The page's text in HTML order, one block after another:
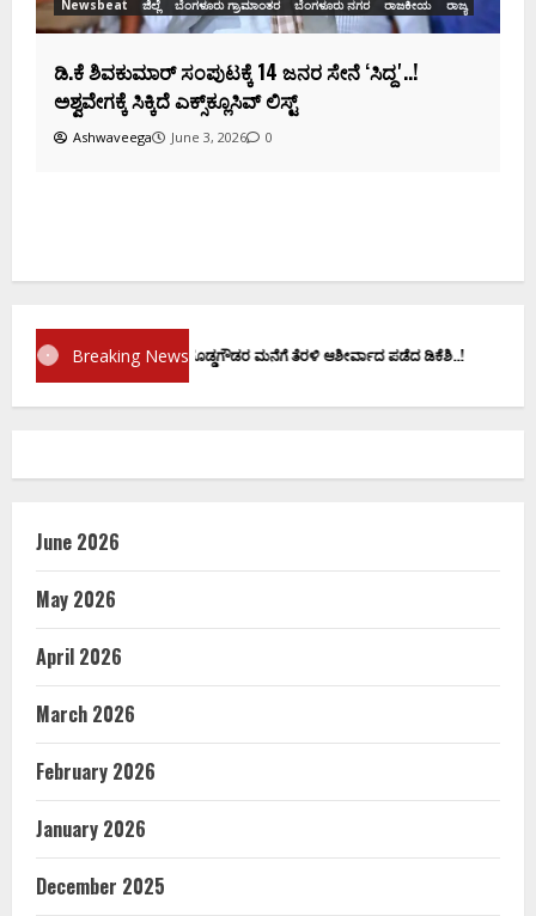
Newsbeat ಜಿಲ್ಲೆ ಬೆಂಗಳೂರು ಗ್ರಾಮಾಂತರ ಬೆಂಗಳೂರು ನಗರ ರಾಜಕೀಯ ರಾಜ್ಯ
ಡಿ.ಕೆ ಶಿವಕುಮಾರ್‌ ಸಂಪುಟಕ್ಕೆ 14 ಜನರ ಸೇನೆ ʻಸಿದ್ದʼ..!
ಅಶ್ವವೇಗಕ್ಕೆ ಸಿಕ್ಕಿದೆ ಎಕ್ಸ್‌ಕ್ಲೂಸಿವ್‌ ಲಿಸ್ಟ್‌
Ashwaveega June 3, 2026 0
Breaking News
ಪ್ರಮಾಣ ವಚನಕ್ಕೂ ಮುನ್ನ ದೊಡ್ಡಗೌಡರ ಮನೆಗೆ ತೆರಳಿ ಆಶೀರ್ವಾದ ಪಡೆದ ಡಿಕೆಶಿ..!
June 2026
May 2026
April 2026
March 2026
February 2026
January 2026
December 2025